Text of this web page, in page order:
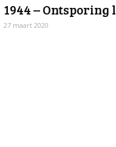
1944 – Ontsporing
27 maart 2020